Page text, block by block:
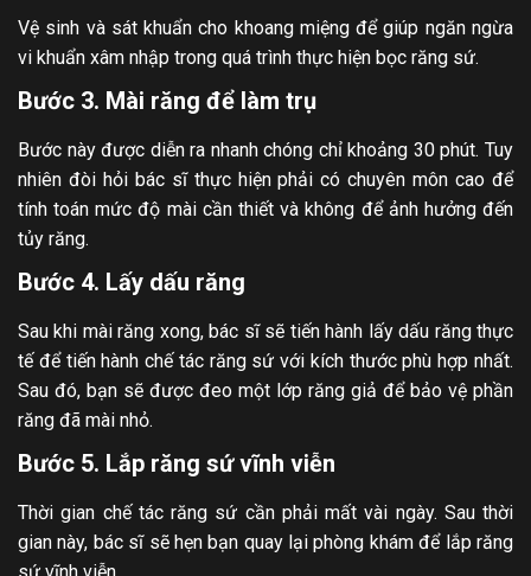
Vệ sinh và sát khuẩn cho khoang miệng để giúp ngăn ngừa
vi khuẩn xâm nhập trong quá trình thực hiện bọc răng sứ.
Bước 3. Mài răng để làm trụ
Bước này được diễn ra nhanh chóng chỉ khoảng 30 phút. Tuy
nhiên đòi hỏi bác sĩ thực hiện phải có chuyên môn cao để
tính toán mức độ mài cần thiết và không để ảnh hưởng đến
tủy răng.
Bước 4. Lấy dấu răng
Sau khi mài răng xong, bác sĩ sẽ tiến hành lấy dấu răng thực
tế để tiến hành chế tác răng sứ với kích thước phù hợp nhất.
Sau đó, bạn sẽ được đeo một lớp răng giả để bảo vệ phần
răng đã mài nhỏ.
Bước 5. Lắp răng sứ vĩnh viễn
Thời gian chế tác răng sứ cần phải mất vài ngày. Sau thời
gian này, bác sĩ sẽ hẹn bạn quay lại phòng khám để lắp răng